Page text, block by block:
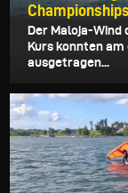
Der Maloja-Wind
Kurs konnten
ausgetragen...